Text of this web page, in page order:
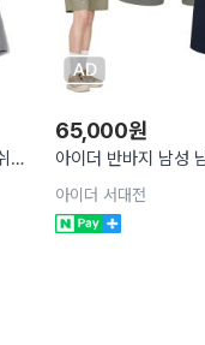
65,000원
아이더 반바지 남성
커 숏 여름 팬츠
아이더 서대전